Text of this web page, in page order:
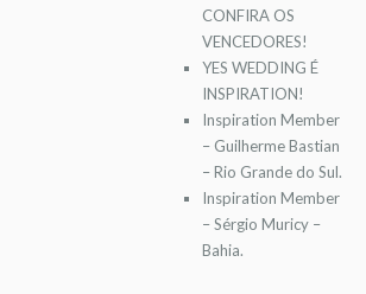
CONFIRA OS
VENCEDORES!
YES WEDDING É
INSPIRATION!
Inspiration Member
– Guilherme Bastian
– Rio Grande do Sul.
Inspiration Member
– Sérgio Muricy –
Bahia.